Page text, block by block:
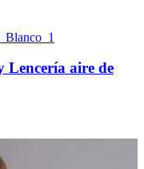
Lencería aire de